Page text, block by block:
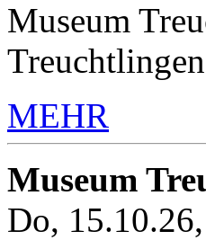
Museum
Treuchtlingen
MEHR
Museum
Do,